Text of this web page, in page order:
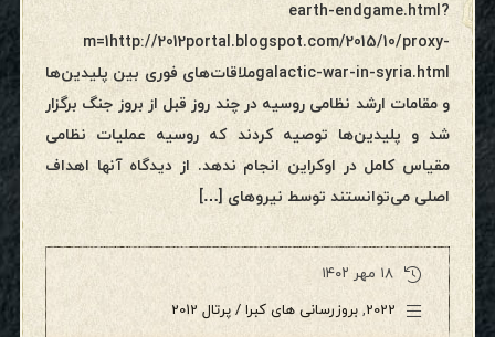
earth-endgame.html?
m=1http://2012portal.blogspot.com/2015/10/proxy-
galactic-war-in-syria.htmlملاقات‌های فوری بین پلیدین‌ها
و مقامات ارشد نظامی روسیه در چند روز قبل از بروز جنگ برگزار
شد و پلیدین‌ها توصیه کردند که روسیه عملیات نظامی
مقیاس کامل در اوکراین انجام ندهد. از دیدگاه آنها اهداف
اصلی می‌توانستند توسط نیروهای […]
۱۸ مهر ۱۴۰۲
2022
, بروزرسانی های کبرا / پرتال 2012